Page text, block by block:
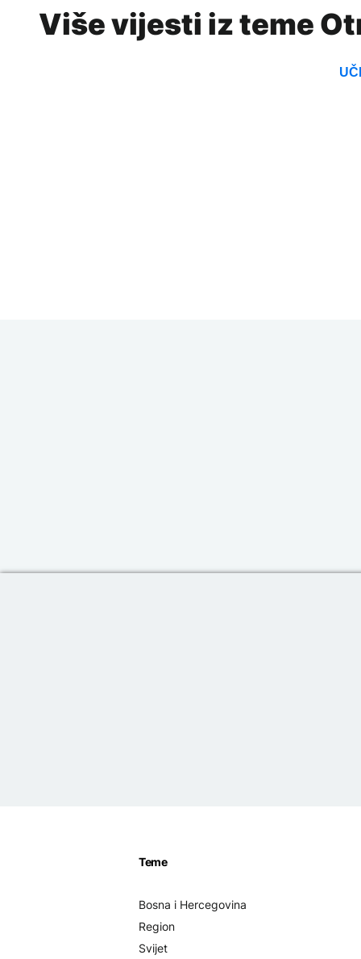
Više vijesti iz teme
Teme
Bosna i Hercegovina
Region
Svijet